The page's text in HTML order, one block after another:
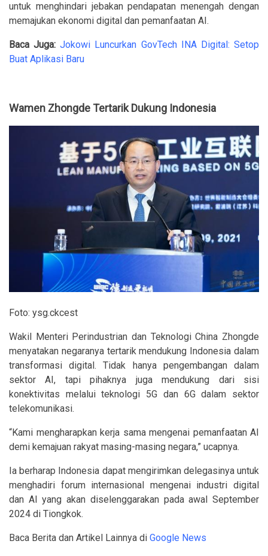
untuk menghindari jebakan pendapatan menengah dengan
memajukan ekonomi digital dan pemanfaatan AI.
Baca Juga:Jokowi Luncurkan GovTech INA Digital: Setop
Buat Aplikasi Baru
Wamen Zhongde Tertarik Dukung Indonesia
Foto: ysg.ckcest
Wakil Menteri Perindustrian dan Teknologi China Zhongde
menyatakan negaranya tertarik mendukung Indonesia dalam
transformasi digital. Tidak hanya pengembangan dalam
sektor AI, tapi pihaknya juga mendukung dari sisi
konektivitas melalui teknologi 5G dan 6G dalam sektor
telekomunikasi.
“Kami mengharapkan kerja sama mengenai pemanfaatan AI
demi kemajuan rakyat masing-masing negara,” ucapnya.
Ia berharap Indonesia dapat mengirimkan delegasinya untuk
menghadiri forum internasional mengenai industri digital
dan AI yang akan diselenggarakan pada awal September
2024 di Tiongkok.
Baca Berita dan Artikel Lainnya di Google News